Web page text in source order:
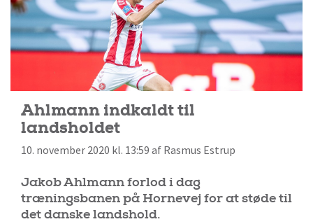
Ahlmann indkaldt til
landsholdet
10. november 2020 kl. 13:59 af Rasmus Estrup
Jakob Ahlmann forlod i dag
træningsbanen på Hornevej for at støde til
det danske landshold.